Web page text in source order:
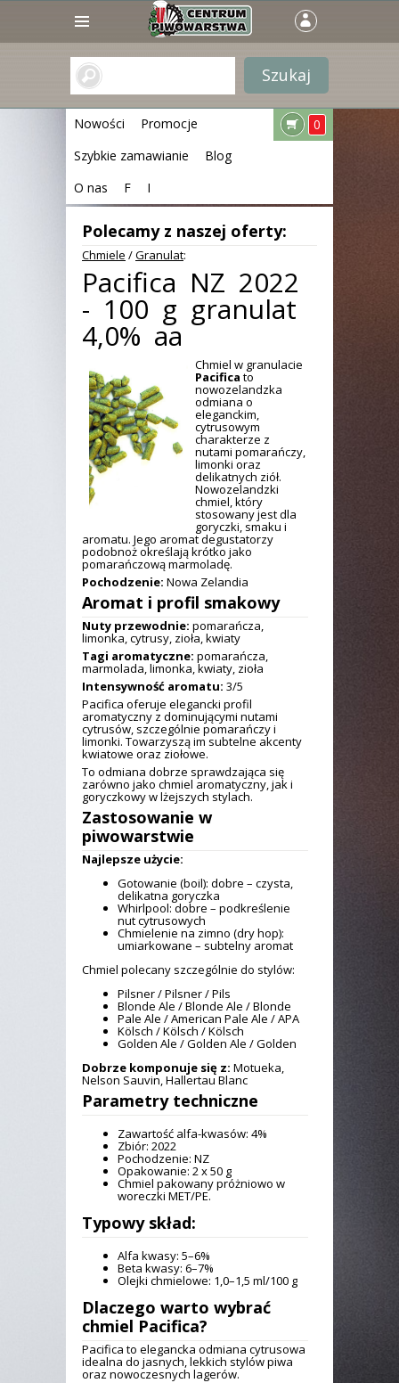
Nowości
Promocje
Szybkie zamawianie
Blog
O nas
F I
0
Polecamy z naszej oferty:
Chmiele /Granulat:
Pacifica NZ 2022
- 100 g granulat
4,0% aa
Chmiel w granulacie
Pacifica to
nowozelandzka
odmiana o
eleganckim,
cytrusowym
charakterze z
nutami pomarańczy,
limonki oraz
delikatnych ziół.
Nowozelandzki
chmiel, który
stosowany jest dla
goryczki, smaku i
aromatu. Jego aromat degustatorzy
podobnoż określają krótko jako
pomarańczową marmoladę.
Pochodzenie: Nowa Zelandia
Aromat i profil smakowy
Nuty przewodnie: pomarańcza,
limonka, cytrusy, zioła, kwiaty
Tagi aromatyczne: pomarańcza,
marmolada, limonka, kwiaty, zioła
Intensywność aromatu: 3/5
Pacifica oferuje elegancki profil
aromatyczny z dominującymi nutami
cytrusów, szczególnie pomarańczy i
limonki. Towarzyszą im subtelne akcenty
kwiatowe oraz ziołowe.
To odmiana dobrze sprawdzająca się
zarówno jako chmiel aromatyczny, jak i
goryczkowy w lżejszych stylach.
Zastosowanie w
piwowarstwie
Najlepsze użycie:
Gotowanie (boil): dobre – czysta,
delikatna goryczka
Whirlpool: dobre – podkreślenie
nut cytrusowych
Chmielenie na zimno (dry hop):
umiarkowane – subtelny aromat
Chmiel polecany szczególnie do stylów:
Pilsner / Pilsner / Pils
Blonde Ale / Blonde Ale / Blonde
Pale Ale / American Pale Ale / APA
Kölsch / Kölsch / Kölsch
Golden Ale / Golden Ale / Golden
Dobrze komponuje się z: Motueka,
Nelson Sauvin, Hallertau Blanc
Parametry techniczne
Zawartość alfa-kwasów: 4%
Zbiór: 2022
Pochodzenie: NZ
Opakowanie: 2 x 50 g
Chmiel pakowany próżniowo w
woreczki MET/PE.
Typowy skład:
Alfa kwasy: 5–6%
Beta kwasy: 6–7%
Olejki chmielowe: 1,0–1,5 ml/100 g
Dlaczego warto wybrać
chmiel Pacifica?
Pacifica to elegancka odmiana cytrusowa
idealna do jasnych, lekkich stylów piwa
oraz nowoczesnych lagerów.